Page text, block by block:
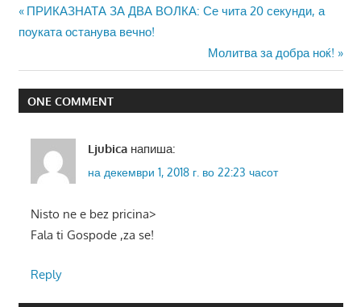
Навигација
на
напис
Previous
Post:
ПРИКАЗНАТА ЗА ДВА ВОЛКА: Се чита 20 секунди, а
поуката останува вечно!
Next
Post:
Молитва за добра ноќ!
ONE COMMENT
Ljubica напиша:
на декември 1, 2018 г. во 22:23 часот
Nisto ne e bez pricina>
Fala ti Gospode ,za se!
Reply